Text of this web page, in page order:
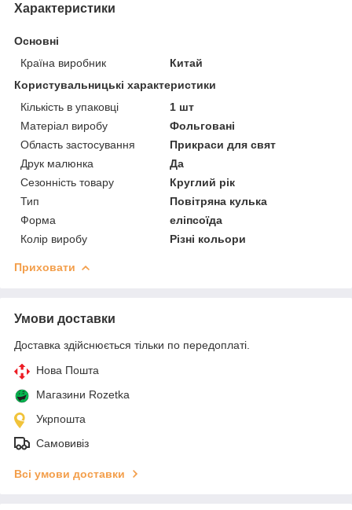
Характеристики
Основні
Країна виробник
Китай
Користувальницькі характеристики
Кількість в упаковці
1 шт
Матеріал виробу
Фольговані
Область застосування
Прикраси для свят
Друк малюнка
Да
Сезонність товару
Круглий рік
Тип
Повітряна кулька
Форма
еліпсоїда
Колір виробу
Різні кольори
Приховати
Умови доставки
Доставка здійснюється тільки по передоплаті.
Нова Пошта
Магазини Rozetka
Укрпошта
Самовивіз
Всі умови доставки